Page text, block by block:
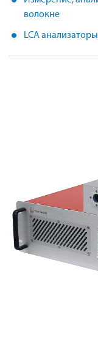
волокне
LCA